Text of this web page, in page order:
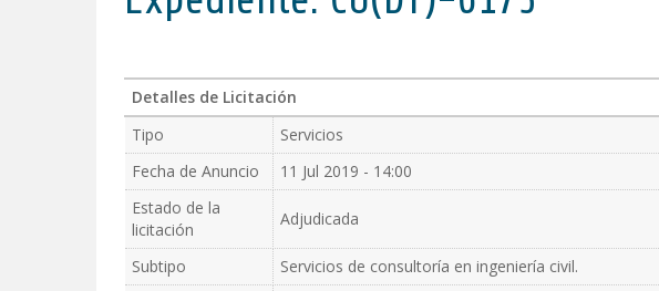
Detalles de Licitación
Tipo
Servicios
Fecha de Anuncio
11 Jul 2019 - 14:00
Estado de la
licitación
Adjudicada
Subtipo Servicios de consultoría en ingeniería civil.